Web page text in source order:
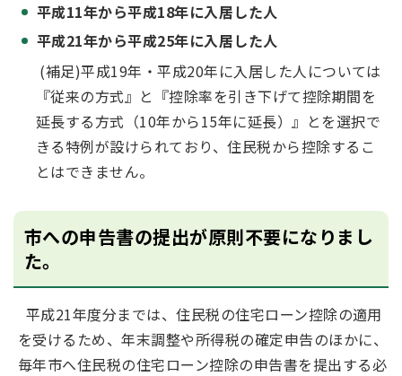
平成11年から平成18年に入居した人
平成21年から平成25年に入居した人
(補足)平成19年・平成20年に入居した人については
『従来の方式』と『控除率を引き下げて控除期間を
延長する方式（10年から15年に延長）』とを選択で
きる特例が設けられており、住民税から控除するこ
とはできません。
市への申告書の提出が原則不要になりまし
た。
平成21年度分までは、住民税の住宅ローン控除の適用
を受けるため、年末調整や所得税の確定申告のほかに、
毎年市へ住民税の住宅ローン控除の申告書を提出する必